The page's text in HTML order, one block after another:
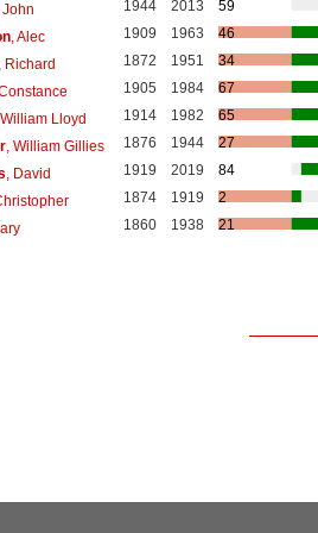
John 1944 2013
59
, Alec 1909 1963
46
Richard 1872 1951
34
1905 1984
67
Lloyd 1914 1982
65
, William Gillies 1876 1944
27
, David 1919 2019
84
1874 1919
2
1860 1938 21